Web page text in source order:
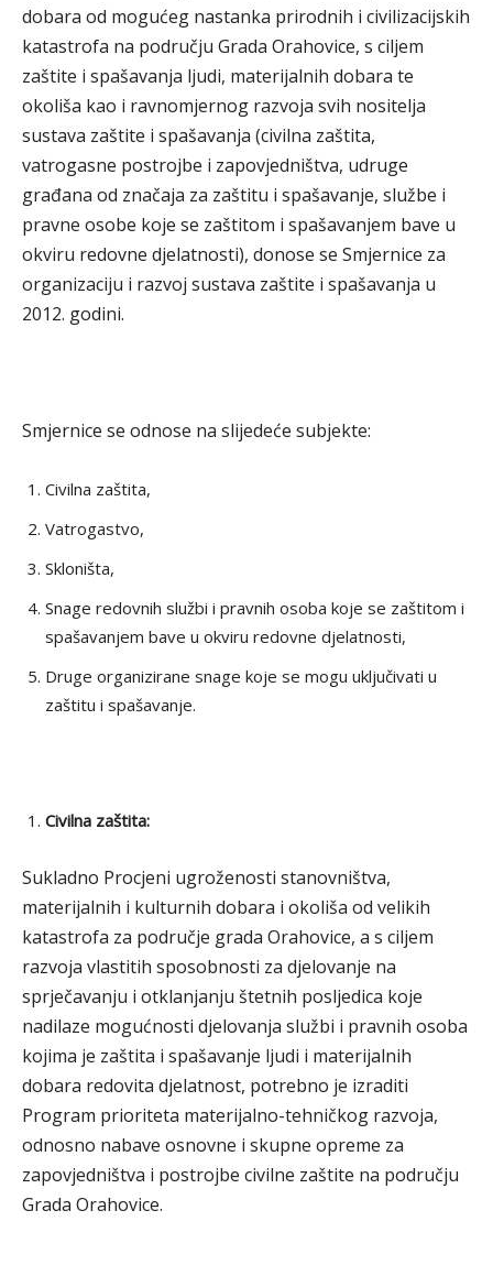
dobara od mogućeg nastanka prirodnih i civilizacijskih
katastrofa na području Grada Orahovice, s ciljem
zaštite i spašavanja ljudi, materijalnih dobara te
okoliša kao i ravnomjernog razvoja svih nositelja
sustava zaštite i spašavanja (civilna zaštita,
vatrogasne postrojbe i zapovjedništva, udruge
građana od značaja za zaštitu i spašavanje, službe i
pravne osobe koje se zaštitom i spašavanjem bave u
okviru redovne djelatnosti), donose se Smjernice za
organizaciju i razvoj sustava zaštite i spašavanja u
2012. godini.
Smjernice se odnose na slijedeće subjekte:
Civilna zaštita,
Vatrogastvo,
Skloništa,
Snage redovnih službi i pravnih osoba koje se zaštitom i
spašavanjem bave u okviru redovne djelatnosti,
Druge organizirane snage koje se mogu uključivati u
zaštitu i spašavanje.
Civilna zaštita:
Sukladno Procjeni ugroženosti stanovništva,
materijalnih i kulturnih dobara i okoliša od velikih
katastrofa za područje grada Orahovice, a s ciljem
razvoja vlastitih sposobnosti za djelovanje na
sprječavanju i otklanjanju štetnih posljedica koje
nadilaze mogućnosti djelovanja službi i pravnih osoba
kojima je zaštita i spašavanje ljudi i materijalnih
dobara redovita djelatnost, potrebno je izraditi
Program prioriteta materijalno-tehničkog razvoja,
odnosno nabave osnovne i skupne opreme za
zapovjedništva i postrojbe civilne zaštite na području
Grada Orahovice.